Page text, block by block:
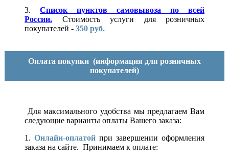
3. Список пунктов самовывоза по всей
России.
Стоимость услуги для розничных
покупателей - 350 руб.
Оплата покупки (информация для розничных
покупателей)
Для максимального удобства мы предлагаем Вам
следующие варианты оплаты Вашего заказа:
1. Онлайн-оплатой при завершении оформления
заказа на сайте. Принимаем к оплате: